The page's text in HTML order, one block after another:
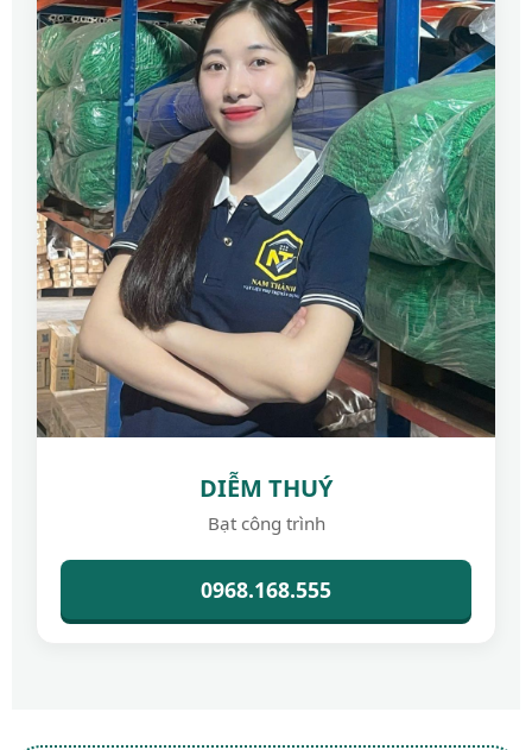
DIỄM THUÝ
Bạt công trình
0968.168.555